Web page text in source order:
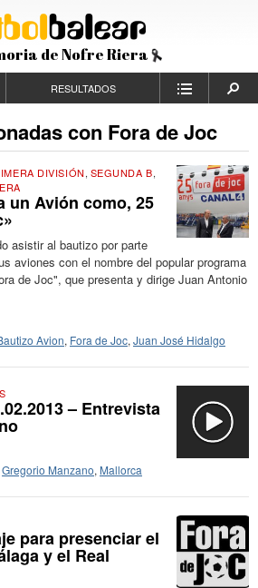
de Nofre Riera
RESULTADOS
con Fora de Joc
DIVISIÓN, SEGUNDA B,
un Avión como, 25
asistir al bautizo por parte
aviones con el nombre del popular programa
de Joc", que presenta y dirige Juan Antonio
Avion, Fora de Joc, Juan José Hidalgo
– Entrevista
Gregorio Manzano, Mallorca
para presenciar el
y el Real